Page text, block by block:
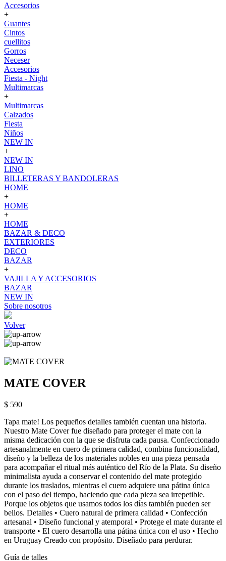
Accesorios
+
Guantes
Cintos
cuellitos
Gorros
Neceser
Accesorios
Fiesta - Night
Multimarcas
+
Multimarcas
Calzados
Fiesta
Niños
NEW IN
+
NEW IN
LINO
BILLETERAS Y BANDOLERAS
HOME
+
HOME
+
HOME
BAZAR & DECO
EXTERIORES
DECO
BAZAR
+
VAJILLA Y ACCESORIOS
BAZAR
NEW IN
Sobre nosotros
Volver
MATE COVER
$ 590
Tapa mate! Los pequeños detalles también cuentan una historia.
Nuestro Mate Cover fue diseñado para proteger el mate con la
misma dedicación con la que se disfruta cada pausa. Confeccionado
artesanalmente en cuero de primera calidad, combina funcionalidad,
diseño y la belleza de los materiales nobles en una pieza pensada
para acompañar el ritual más auténtico del Río de la Plata. Su diseño
minimalista ayuda a conservar el contenido del mate protegido
durante los traslados, mientras el cuero adquiere una pátina única
con el paso del tiempo, haciendo que cada pieza sea irrepetible.
Porque los objetos que usamos todos los días también pueden ser
bellos. Detalles • Cuero natural de primera calidad • Confección
artesanal • Diseño funcional y atemporal • Protege el mate durante el
transporte • El cuero desarrolla una pátina única con el uso • Hecho
en Uruguay Creado con propósito. Diseñado para perdurar.
Guía de talles